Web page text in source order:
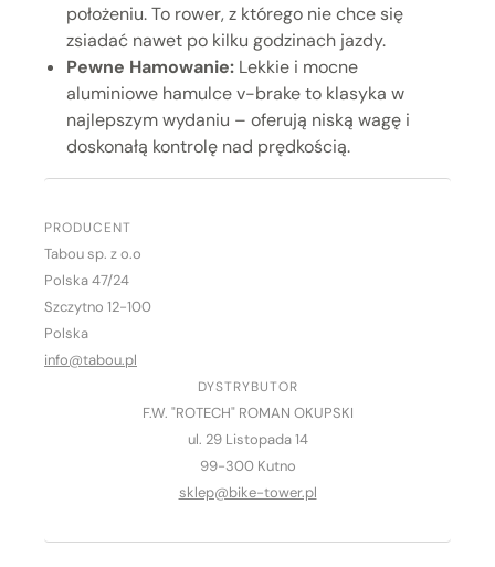
położeniu. To rower, z którego nie chce się
zsiadać nawet po kilku godzinach jazdy.
Pewne Hamowanie: Lekkie i mocne
aluminiowe hamulce v-brake to klasyka w
najlepszym wydaniu – oferują niską wagę i
doskonałą kontrolę nad prędkością.
PRODUCENT
Tabou sp. z o.o
Polska 47/24
Szczytno 12-100
Polska
info@tabou.pl
DYSTRYBUTOR
F.W. "ROTECH" ROMAN OKUPSKI
ul. 29 Listopada 14
99-300 Kutno
sklep@bike-tower.pl